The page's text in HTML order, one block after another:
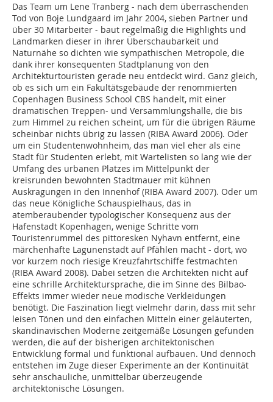
Das Team um Lene Tranberg - nach dem über­raschenden
Tod von Boje Lundgaard im Jahr 2004, sieben Partner und
über 30 Mitarbeiter - baut regelmäßig die Highlights und
Landmarken dieser in ihrer Überschaubarkeit und
Naturnähe so dichten wie sympathischen Metropole, die
dank ihrer konsequenten Stadt­planung von den
Architekturtouristen gerade neu entdeckt wird. Ganz gleich,
ob es sich um ein Fakultätsgebäude der renommierten
Copenhagen Business School CBS handelt, mit einer
dramatischen Treppen- und Versammlungshalle, die bis
zum Himmel zu ­reichen scheint, um für die übrigen Räume
scheinbar nichts übrig zu lassen (RIBA Award 2006). Oder
um ein Studentenwohnheim, das man viel eher als eine
Stadt für Studen­ten erlebt, mit Wartelisten so lang wie der
Umfang des urbanen Platzes im Mittelpunkt der
kreisrunden bewohnten Stadtmauer mit kühnen
Auskragungen in den Innenhof (RIBA Award 2007). Oder um
das neue Königliche Schauspielhaus, das in
atemberaubender typologischer Konsequenz aus der
Hafenstadt Kopenhagen, wenige Schritte vom
Touristenrummel des pittoresken Nyhavn entfernt, eine
märchenhafte Lagunenstadt auf Pfählen macht - dort, wo
vor kurzem noch riesige Kreuz­fahrtschiffe festmachten
(RIBA Award 2008). Dabei setzen die Architekten nicht auf
eine schrille Architektursprache, die im Sinne des Bilbao-
Effekts immer wieder neue modische Verkleidungen
benötigt. Die Faszination liegt vielmehr darin, dass mit sehr
leisen Tönen und den einfachen Mitteln einer geläuterten,
skandinavischen Moderne zeitgemäße Lösungen gefunden
werden, die auf der bisherigen architektonischen
Entwicklung formal und funktional aufbauen. Und dennoch
entstehen im Zuge dieser Experimente an der Kontinuität
sehr anschauliche, unmittelbar überzeugende
architektonische Lösun­gen.